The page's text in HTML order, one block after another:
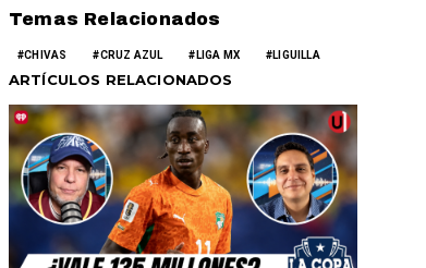
Temas Relacionados
CHIVAS CRUZ AZUL LIGA MX LIGUILLA
ARTÍCULOS RELACIONADOS